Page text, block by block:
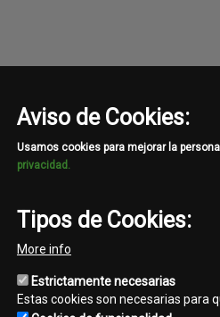
Aviso de Cookies:
Usamos cookies para mejorar la
privacidad.
Tipos de Cookies:
More info
Estrictamente necesarias
Estas cookies son necesarias para